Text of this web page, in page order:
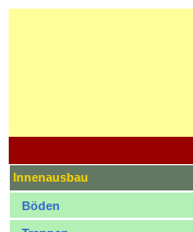
Innenausbau
Böden